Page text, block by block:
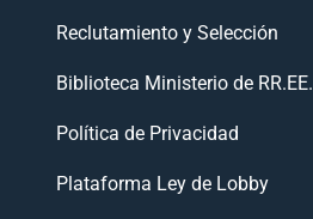
Reclutamiento y Selección
Biblioteca Ministerio de RR.EE.
Política de Privacidad
Plataforma Ley de Lobby